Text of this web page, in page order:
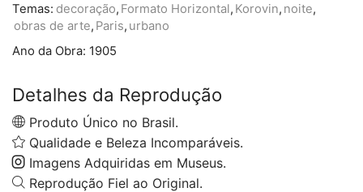
Temas: decoração, Formato Horizontal, Korovin, noite,
obras de arte, Paris, urbano
Ano da Obra: 1905
Detalhes da Reprodução
Produto Único no Brasil.
Qualidade e Beleza Incomparáveis.
Imagens Adquiridas em Museus.
Reprodução Fiel ao Original.